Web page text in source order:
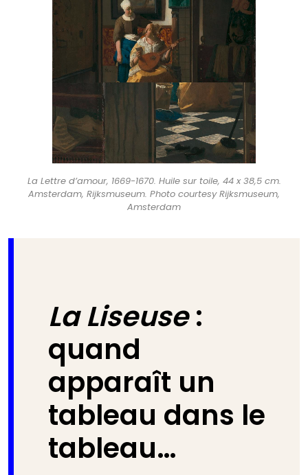
La Lettre d’amour, 1669-1670. Huile sur toile, 44 x 38,5 cm.
Amsterdam, Rijksmuseum. Photo courtesy Rijksmuseum,
Amsterdam
La Liseuse:
quand
apparaît un
tableau dans le
tableau…